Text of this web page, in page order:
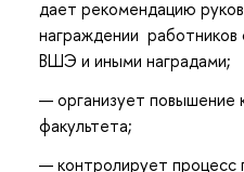
дает рекомендацию
награждении
ВШЭ и иными наградами;
организует повышение
факультета;
контролирует процесс